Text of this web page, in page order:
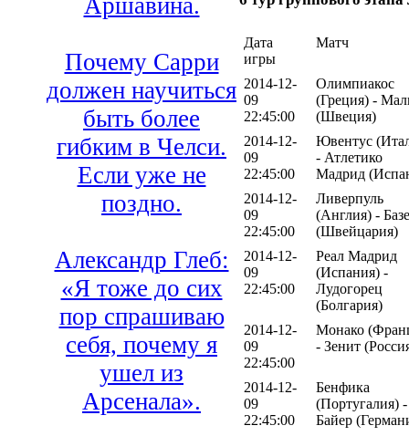
Аршавина.
Почему Сарри
должен научиться
быть более
гибким в Челси.
Если уже не
поздно.
Александр Глеб:
«Я тоже до сих
пор спрашиваю
себя, почему я
ушел из
Арсенала».
Дата
игры
Матч
2014-12-
09
22:45:00
Олимпиакос
(Греция) -
(Швеция)
2014-12-
09
22:45:00
Ювентус
- Атлетико
Мадрид
2014-12-
09
22:45:00
Ливерпуль
(Англия) -
(Швейцария)
2014-12-
09
22:45:00
Реал Мадрид
(Испания) -
Лудогорец
(Болгария)
2014-12-
09
22:45:00
Монако
- Зенит
2014-12-
09
22:45:00
Бенфика
(Португалия) -
Байер